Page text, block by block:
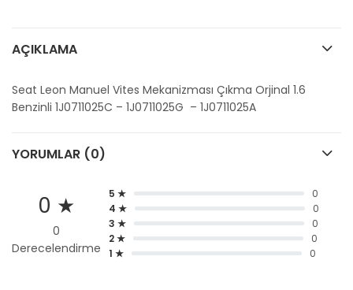
AÇIKLAMA
Seat Leon Manuel Vites Mekanizması Çıkma Orjinal 1.6
Benzinli 1J0711025C – 1J0711025G – 1J0711025A
YORUMLAR (0)
0 ★
0
Derecelendirme
5 ★
0
4 ★
0
3 ★
0
2 ★
0
1 ★
0